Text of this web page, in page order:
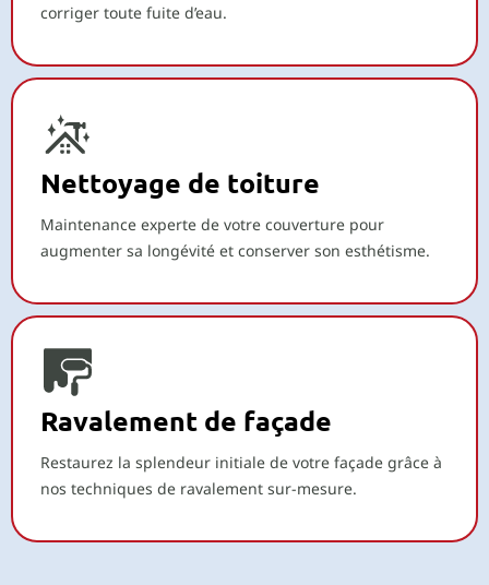
corriger toute fuite d’eau.
Nettoyage de toiture
Maintenance experte de votre couverture pour
augmenter sa longévité et conserver son esthétisme.
Ravalement de façade
Restaurez la splendeur initiale de votre façade grâce à
nos techniques de ravalement sur-mesure.